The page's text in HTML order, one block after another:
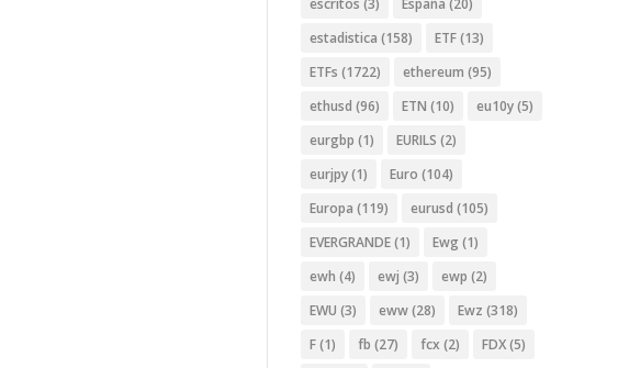
escritos (3) España (20)
estadistica (158) ETF(13)
ETFs (1722) ethereum (95)
ethusd (96) ETN (10) eu10y(5)
eurgbp (1) EURILS (2)
eurjpy(1) Euro (104)
Europa (119) eurusd (105)
EVERGRANDE(1) Ewg (1)
ewh (4) ewj (3) ewp (2)
EWU (3) eww(28) Ewz (318)
F(1) fb (27) fcx (2) FDX(5)